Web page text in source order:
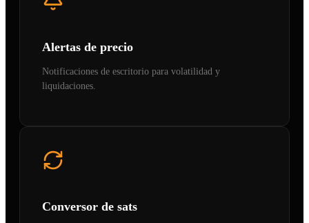
Alertas de precio
Notificaciones de escritorio para volatilidad y
liquidaciones.
Conversor de sats